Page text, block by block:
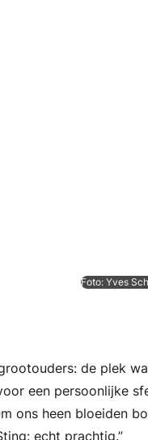
Foto: Yves
de plek
een persoonlijke
ons heen bloeiden
echt prachtig.”